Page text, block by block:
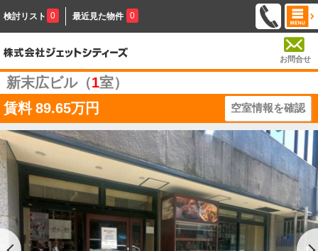
検討リスト 0 最近見た物件 0
お問合せ
新末広ビル（1室）
賃料 89.65万円 空室情報を確認